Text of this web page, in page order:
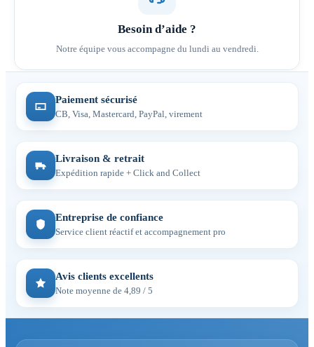
Besoin d’aide ?
Notre équipe vous accompagne du lundi au vendredi.
Paiement sécurisé
CB, Visa, Mastercard, PayPal, virement
Livraison & retrait
Expédition rapide + Click and Collect
Entreprise de confiance
Service client réactif et accompagnement pro
Avis clients excellents
Note moyenne de 4,89 / 5